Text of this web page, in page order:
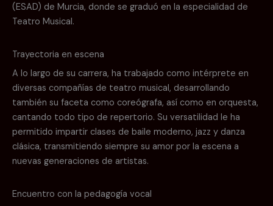
(ESAD) de Murcia, donde se graduó en la especialidad de
Teatro Musical.
Trayectoria en escena
A lo largo de su carrera, ha trabajado como intérprete en
diversas compañías de teatro musical, desarrollando
también su faceta como coreógrafa, así como en orquesta,
cantando todo tipo de repertorio. Su versatilidad le ha
permitido impartir clases de baile moderno, jazz y danza
clásica, transmitiendo siempre su amor por la escena a
nuevas generaciones de artistas.
Encuentro con la pedagogía vocal